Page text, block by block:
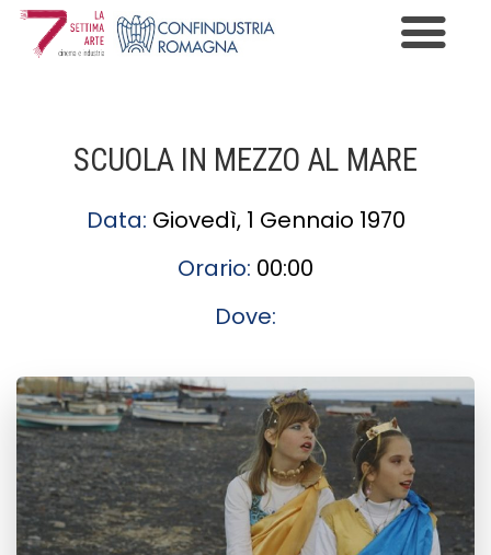
Programma
Informazioni Privacy
SCUOLA IN MEZZO AL MARE
Data: Giovedì, 1 Gennaio 1970
Orario: 00:00
Dove: